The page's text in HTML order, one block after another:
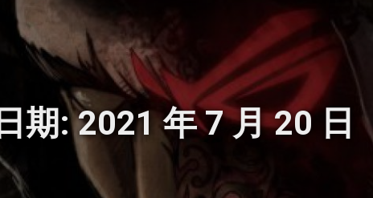
日期:2021 年 7 月 20 日